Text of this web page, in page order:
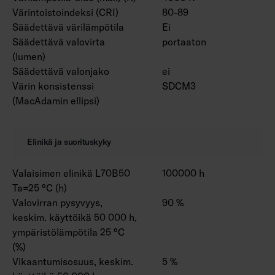
Värintoistoindeksi (CRI)
80-89
Säädettävä värilämpötila
Ei
Säädettävä valovirta
(lumen)
portaaton
Säädettävä valonjako
ei
Värin konsistenssi
(MacAdamin ellipsi)
SDCM3
Elinikä ja suorituskyky
Valaisimen elinikä L70B50
Ta=25 °C (h)
100000 h
Valovirran pysyvyys,
keskim. käyttöikä 50 000 h,
ympäristölämpötila 25 °C
(%)
90 %
Vikaantumisosuus, keskim.
5 %